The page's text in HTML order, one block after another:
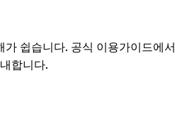
쉽습니다. 공식 이용가이드에서
합니다.